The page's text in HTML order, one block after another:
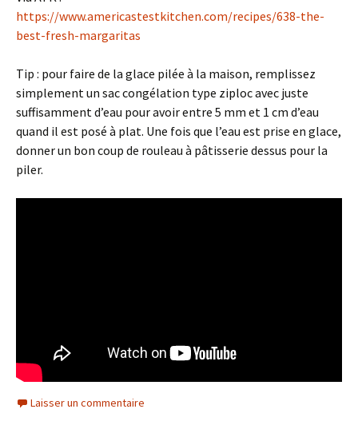
https://www.americastestkitchen.com/recipes/638-the-
best-fresh-margaritas
Tip : pour faire de la glace pilée à la maison, remplissez
simplement un sac congélation type ziploc avec juste
suffisamment d’eau pour avoir entre 5 mm et 1 cm d’eau
quand il est posé à plat. Une fois que l’eau est prise en glace,
donner un bon coup de rouleau à pâtisserie dessus pour la
piler.
Laisser un commentaire